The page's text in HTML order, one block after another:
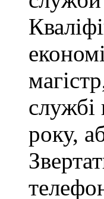
службі
року,